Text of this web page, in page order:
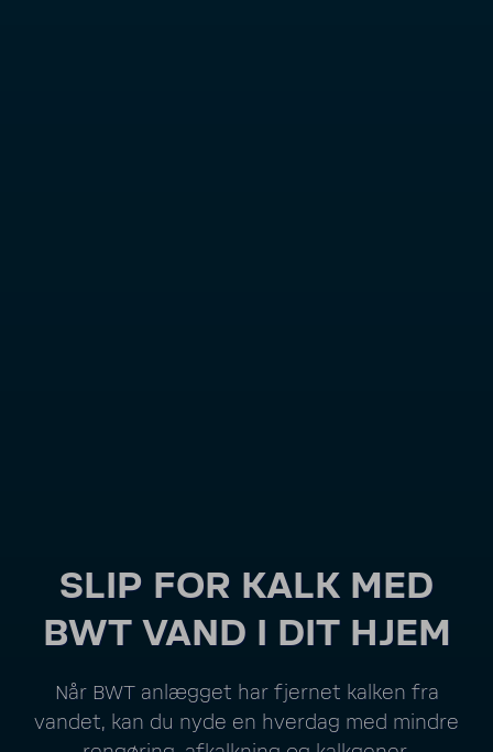
SLIP FOR KALK MED
BWT VAND I DIT HJEM
Når BWT anlægget har fjernet kalken fra
vandet, kan du nyde en hverdag med mindre